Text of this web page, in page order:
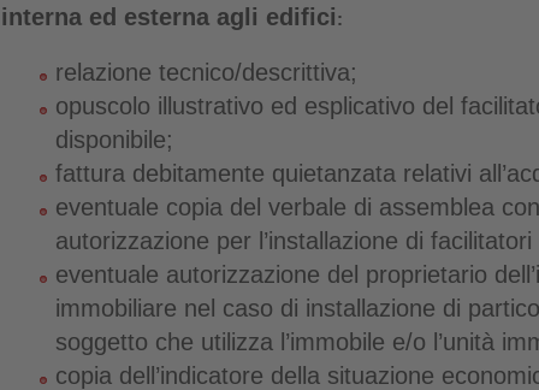
interna ed esterna agli edifici:
relazione tecnico/descrittiva;
opuscolo illustrativo ed esplicativo del
disponibile;
fattura debitamente quietanzata relativi
eventuale copia del verbale di assemblea
autorizzazione per l’installazione di
eventuale autorizzazione del proprietario
immobiliare nel caso di installazione di
soggetto che utilizza l’immobile e/o l’unità
copia dell’indicatore della situazione